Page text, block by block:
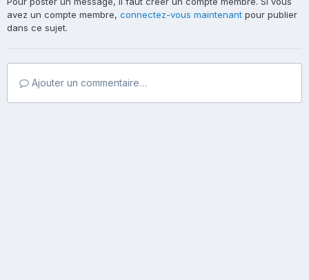
avez un compte membre, connectez-vous maintenant pour publier
dans ce sujet.
Ajouter un commentaire…